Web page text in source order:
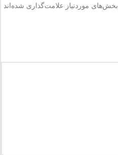
بخش‌های موردنیاز علامت‌گذاری شده‌اند